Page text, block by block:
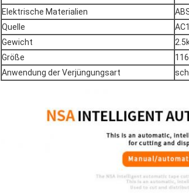
Elektrische Materialien
Quelle
Gewicht
Größe
Anwendung der Verjüngungsart